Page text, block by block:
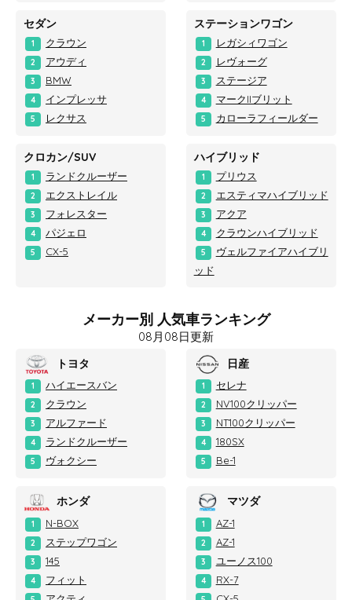
セダン
1 クラウン
2 アウディ
3 BMW
4 インプレッサ
5 レクサス
ステーションワゴン
1 レガシィワゴン
2 レヴォーグ
3 ステージア
4 マークIIブリット
5 カローラフィールダー
クロカン/SUV
1 ランドクルーザー
2 エクストレイル
3 フォレスター
4 パジェロ
5 CX-5
ハイブリッド
1 プリウス
2 エスティマハイブリッド
3 アクア
4 クラウンハイブリッド
5
ヴェルファイアハイブリ
ッド
メーカー別 人気車ランキング
08月08日更新
トヨタ
1 ハイエースバン
2 クラウン
3 アルファード
4 ランドクルーザー
5 ヴォクシー
日産
1 セレナ
2 NV100クリッパー
3 NT100クリッパー
4 180SX
5 Be-1
ホンダ
1 N-BOX
2 ステップワゴン
3 145
4 フィット
マツダ
1 AZ-1
2 AZ-1
3 ユーノス100
4 RX-7